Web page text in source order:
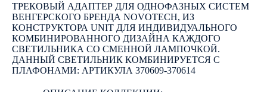
ТРЕКОВЫЙ АДАПТЕР ДЛЯ ОДНОФАЗНЫХ СИСТЕМ
ВЕНГЕРСКОГО БРЕНДА NOVOTECH, ИЗ
КОНСТРУКТОРА UNIT ДЛЯ ИНДИВИДУАЛЬНОГО
КОМБИНИРОВАННОГО ДИЗАЙНА КАЖДОГО
СВЕТИЛЬНИКА СО СМЕННОЙ ЛАМПОЧКОЙ.
ДАННЫЙ СВЕТИЛЬНИК КОМБИНИРУЕТСЯ С
ПЛАФОНАМИ: АРТИКУЛА 370609-370614